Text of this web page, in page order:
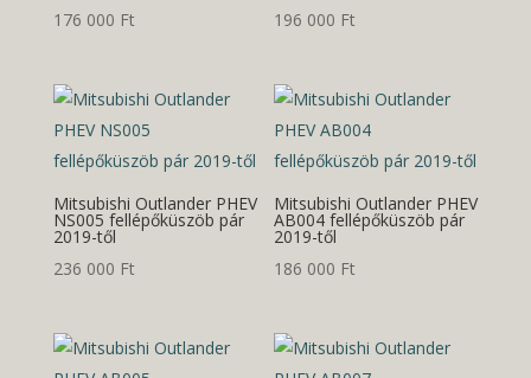
176 000 Ft
196 000 Ft
Mitsubishi Outlander PHEV
NS005 fellépőküszöb pár
2019-től
236 000 Ft
Mitsubishi Outlander PHEV
AB004 fellépőküszöb pár
2019-től
186 000 Ft